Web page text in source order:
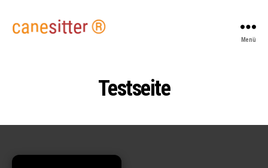
Blindenlangstockhalter
Menü
Testseite